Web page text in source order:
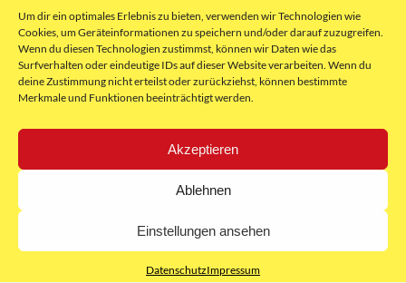
Um dir ein optimales Erlebnis zu bieten, verwenden wir Technologien wie
Cookies, um Geräteinformationen zu speichern und/oder darauf zuzugreifen.
Wenn du diesen Technologien zustimmst, können wir Daten wie das
Surfverhalten oder eindeutige IDs auf dieser Website verarbeiten. Wenn du
deine Zustimmung nicht erteilst oder zurückziehst, können bestimmte
Merkmale und Funktionen beeinträchtigt werden.
Akzeptieren
Ablehnen
Einstellungen ansehen
DatenschutzImpressum
kontakt@freielokale-graz.at
Website by Rubikon Werbeagentur
GmbH
Impressum
AGB
Datenschutz
E-Mail